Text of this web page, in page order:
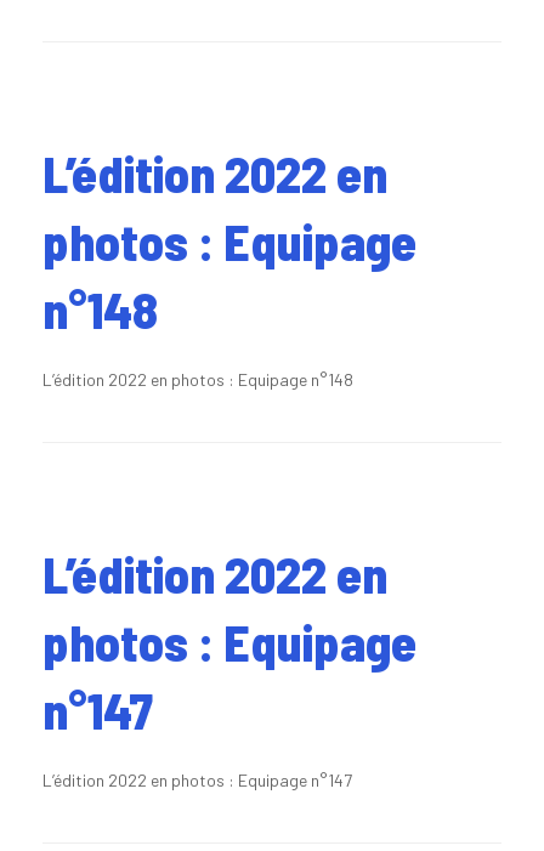
L’édition 2022 en
photos : Equipage
n°148
L’édition 2022 en photos : Equipage n°148
L’édition 2022 en
photos : Equipage
n°147
L’édition 2022 en photos : Equipage n°147